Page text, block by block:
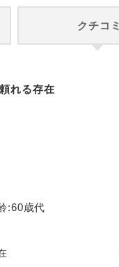
クチコミ
れる存在
:60歳代